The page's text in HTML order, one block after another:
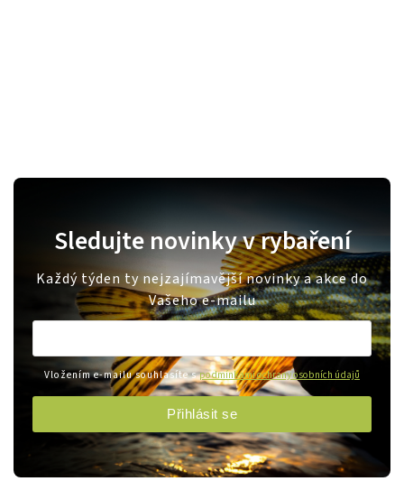
Sledujte novinky v rybaření
Každý týden ty nejzajímavější novinky a akce do
Vašeho e-mailu
Vložením e-mailu souhlasíte spodmínkami ochrany osobních údajů
Přihlásit se